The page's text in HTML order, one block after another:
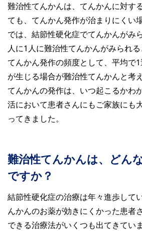
難治性てんかんは、てんかんに対す
ても、てんかん発作が治まりにくい
では、結節性硬化症でてんかんがみ
人に1人に難治性てんかんがみられる
てんかん発作の頻度として、平均で
が生じる場合が難治性てんかんと考
てんかんの発作は、いつ起こるかわ
活において患者さんにもご家族にも
ってきました。
難治性てんかんは、どん
ですか？
結節性硬化症の治療は年々進歩して
んかんのお薬が効きにくかった患者
できる治療法がいくつも出てきていま